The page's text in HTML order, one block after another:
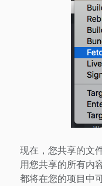
现在，您共享的文
用您共享的所有内
都将在您的项目中可